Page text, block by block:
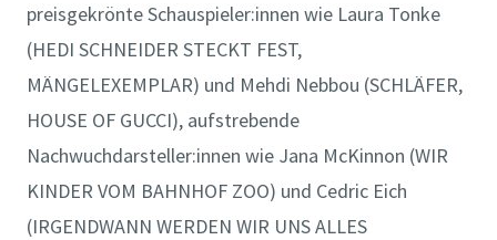
preisgekrönte Schauspieler:innen wie Laura Tonke
(HEDI SCHNEIDER STECKT FEST,
MÄNGELEXEMPLAR) und Mehdi Nebbou (SCHLÄFER,
HOUSE OF GUCCI), aufstrebende
Nachwuchdarsteller:innen wie Jana McKinnon (WIR
KINDER VOM BAHNHOF ZOO) und Cedric Eich
(IRGENDWANN WERDEN WIR UNS ALLES